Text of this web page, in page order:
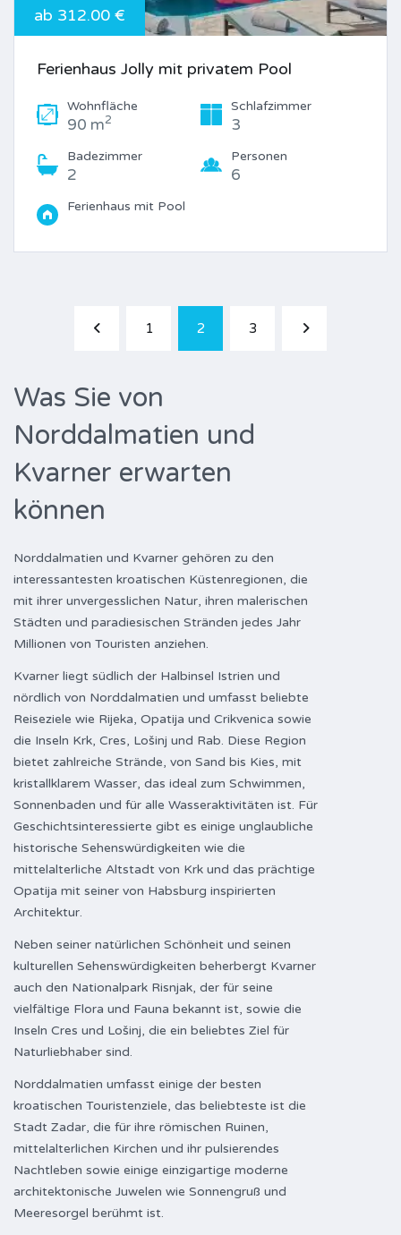
ab 312.00 €
Ferienhaus Jolly mit privatem Pool
Wohnfläche
90 m2
Schlafzimmer
3
Badezimmer
2
Personen
6
Ferienhaus mit Pool
1 2 3
Was Sie von
Norddalmatien und
Kvarner erwarten
können
Norddalmatien und Kvarner gehören zu den
interessantesten kroatischen Küstenregionen, die
mit ihrer unvergesslichen Natur, ihren malerischen
Städten und paradiesischen Stränden jedes Jahr
Millionen von Touristen anziehen.
Kvarner liegt südlich der Halbinsel Istrien und
nördlich von Norddalmatien und umfasst beliebte
Reiseziele wie Rijeka, Opatija und Crikvenica sowie
die Inseln Krk, Cres, Lošinj und Rab. Diese Region
bietet zahlreiche Strände, von Sand bis Kies, mit
kristallklarem Wasser, das ideal zum Schwimmen,
Sonnenbaden und für alle Wasseraktivitäten ist. Für
Geschichtsinteressierte gibt es einige unglaubliche
historische Sehenswürdigkeiten wie die
mittelalterliche Altstadt von Krk und das prächtige
Opatija mit seiner von Habsburg inspirierten
Architektur.
Neben seiner natürlichen Schönheit und seinen
kulturellen Sehenswürdigkeiten beherbergt Kvarner
auch den Nationalpark Risnjak, der für seine
vielfältige Flora und Fauna bekannt ist, sowie die
Inseln Cres und Lošinj, die ein beliebtes Ziel für
Naturliebhaber sind.
Norddalmatien umfasst einige der besten
kroatischen Touristenziele, das beliebteste ist die
Stadt Zadar, die für ihre römischen Ruinen,
mittelalterlichen Kirchen und ihr pulsierendes
Nachtleben sowie einige einzigartige moderne
architektonische Juwelen wie Sonnengruß und
Meeresorgel berühmt ist.